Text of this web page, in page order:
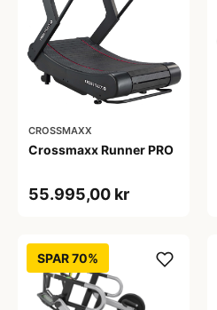
CROSSMAXX
Crossmaxx Runner PRO
55.995,00 kr
SPAR 70%